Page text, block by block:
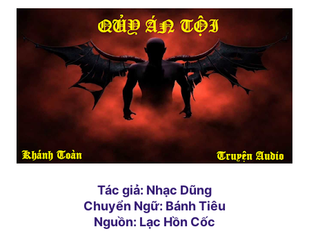
Tác giả: Nhạc Dũng
Chuyển Ngữ: Bánh Tiêu
Nguồn: Lạc Hồn Cốc